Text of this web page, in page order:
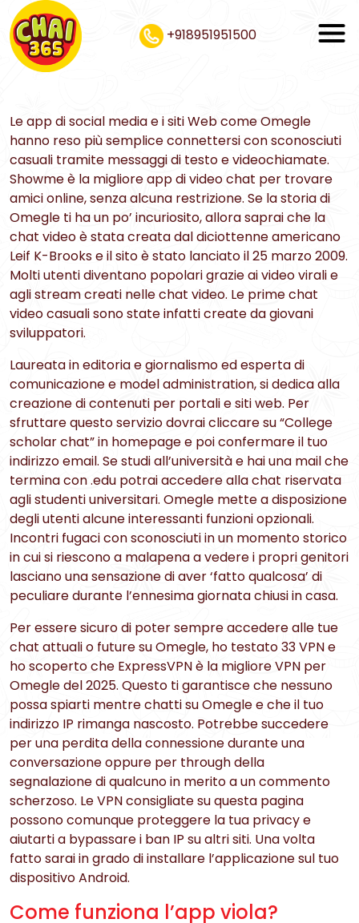
+918951951500
Le app di social media e i siti Web come Omegle
hanno reso più semplice connettersi con sconosciuti
casuali tramite messaggi di testo e videochiamate.
Showme è la migliore app di video chat per trovare
amici online, senza alcuna restrizione. Se la storia di
Omegle ti ha un po’ incuriosito, allora saprai che la
chat video è stata creata dal diciottenne americano
Leif K-Brooks e il sito è stato lanciato il 25 marzo 2009.
Molti utenti diventano popolari grazie ai video virali e
agli stream creati nelle chat video. Le prime chat
video casuali sono state infatti create da giovani
sviluppatori.
Laureata in editoria e giornalismo ed esperta di
comunicazione e model administration, si dedica alla
creazione di contenuti per portali e siti web. Per
sfruttare questo servizio dovrai cliccare su “College
scholar chat” in homepage e poi confermare il tuo
indirizzo email. Se studi all’università e hai una mail che
termina con .edu potrai accedere alla chat riservata
agli studenti universitari. Omegle mette a disposizione
degli utenti alcune interessanti funzioni opzionali.
Incontri fugaci con sconosciuti in un momento storico
in cui si riescono a malapena a vedere i propri genitori
lasciano una sensazione di aver ‘fatto qualcosa’ di
peculiare durante l’ennesima giornata chiusi in casa.
Per essere sicuro di poter sempre accedere alle tue
chat attuali o future su Omegle, ho testato 33 VPN e
ho scoperto che ExpressVPN è la migliore VPN per
Omegle del 2025. Questo ti garantisce che nessuno
possa spiarti mentre chatti su Omegle e che il tuo
indirizzo IP rimanga nascosto. Potrebbe succedere
per una perdita della connessione durante una
conversazione oppure per through della
segnalazione di qualcuno in merito a un commento
scherzoso. Le VPN consigliate su questa pagina
possono comunque proteggere la tua privacy e
aiutarti a bypassare i ban IP su altri siti. Una volta
fatto sarai in grado di installare l’applicazione sul tuo
dispositivo Android.
Come funziona l’app viola?